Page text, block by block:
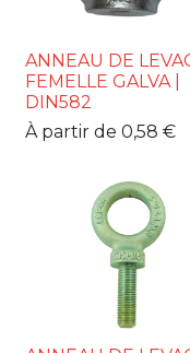
ANNEAU DE
FEMELLE GALVA |
DIN582
À partir de 0,58 €